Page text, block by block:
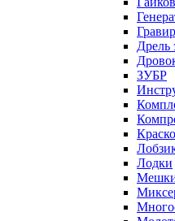
Дрель
ЗУБР
Лодки
Мешки